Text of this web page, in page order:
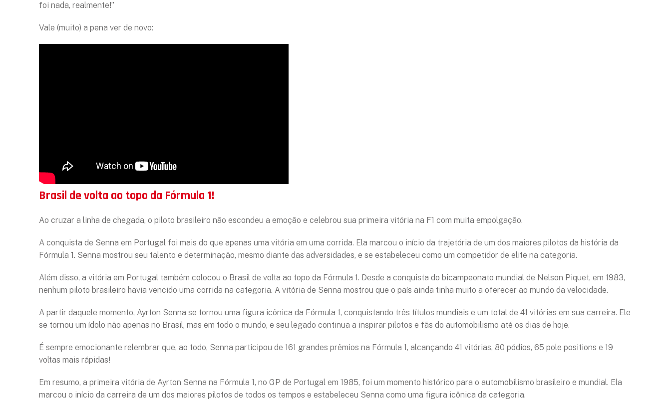
foi nada, realmente!”
Vale (muito) a pena ver de novo:
Brasil de volta ao topo da Fórmula 1!
Ao cruzar a linha de chegada, o piloto brasileiro não escondeu a emoção e celebrou sua primeira vitória na F1 com muita empolgação.
A conquista de Senna em Portugal foi mais do que apenas uma vitória em uma corrida. Ela marcou o início da trajetória de um dos maiores pilotos da história da
Fórmula 1. Senna mostrou seu talento e determinação, mesmo diante das adversidades, e se estabeleceu como um competidor de elite na categoria.
Além disso, a vitória em Portugal também colocou o Brasil de volta ao topo da Fórmula 1. Desde a conquista do bicampeonato mundial de Nelson Piquet, em 1983,
nenhum piloto brasileiro havia vencido uma corrida na categoria. A vitória de Senna mostrou que o país ainda tinha muito a oferecer ao mundo da velocidade.
A partir daquele momento, Ayrton Senna se tornou uma figura icônica da Fórmula 1, conquistando três títulos mundiais e um total de 41 vitórias em sua carreira. Ele
se tornou um ídolo não apenas no Brasil, mas em todo o mundo, e seu legado continua a inspirar pilotos e fãs do automobilismo até os dias de hoje.
É sempre emocionante relembrar que, ao todo, Senna participou de 161 grandes prêmios na Fórmula 1, alcançando 41 vitórias, 80 pódios, 65 pole positions e 19
voltas mais rápidas!
Em resumo, a primeira vitória de Ayrton Senna na Fórmula 1, no GP de Portugal em 1985, foi um momento histórico para o automobilismo brasileiro e mundial. Ela
marcou o início da carreira de um dos maiores pilotos de todos os tempos e estabeleceu Senna como uma figura icônica da categoria.